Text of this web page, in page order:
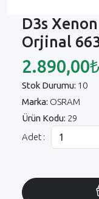
D3s
Orjinal
2.890,00₺
Stok Durumu: 10
Marka: OSRAM
Ürün Kodu: 29
Adet :